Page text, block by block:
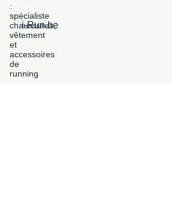
i-Run.be